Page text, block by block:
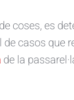
coses, es
casos que
de la